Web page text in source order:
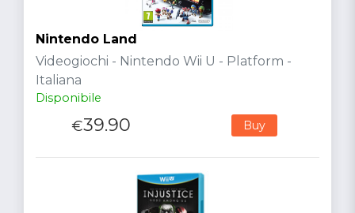
Nintendo Land
Videogiochi - Nintendo Wii U - Platform -
Italiana
Disponibile
€39.90 Buy